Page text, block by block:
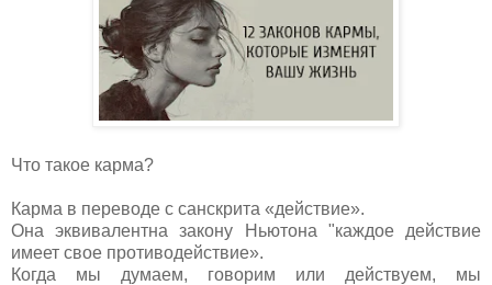
Что такое карма?
Карма в переводе с санскрита «действие».
Она эквивалентна закону Ньютона "каждое действие
имеет свое противодействие».
Когда мы думаем, говорим или действуем, мы